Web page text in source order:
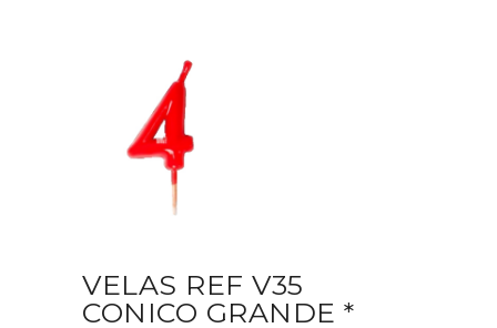
VELAS REF V35
CONICO GRANDE *